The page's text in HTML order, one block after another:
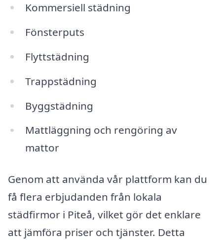
Kommersiell städning
Fönsterputs
Flyttstädning
Trappstädning
Byggstädning
Mattläggning och rengöring av
mattor
Genom att använda vår plattform kan du
få flera erbjudanden från lokala
städfirmor i Piteå, vilket gör det enklare
att jämföra priser och tjänster. Detta